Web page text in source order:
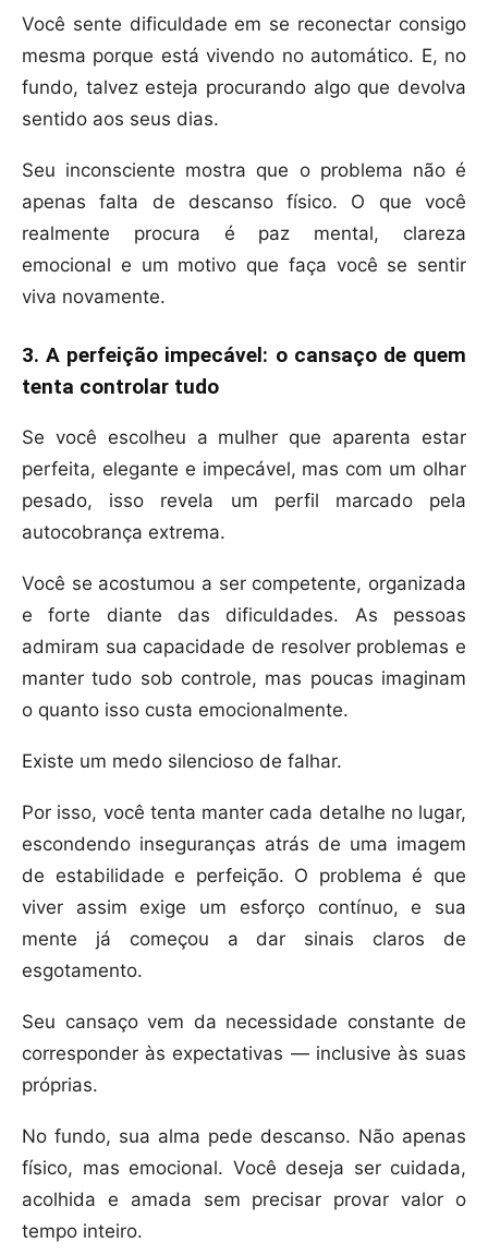
Você sente dificuldade em se reconectar consigo
mesma porque está vivendo no automático. E, no
fundo, talvez esteja procurando algo que devolva
sentido aos seus dias.
Seu inconsciente mostra que o problema não é
apenas falta de descanso físico. O que você
realmente procura é paz mental, clareza
emocional e um motivo que faça você se sentir
viva novamente.
3. A perfeição impecável: o cansaço de quem
tenta controlar tudo
Se você escolheu a mulher que aparenta estar
perfeita, elegante e impecável, mas com um olhar
pesado, isso revela um perfil marcado pela
autocobrança extrema.
Você se acostumou a ser competente, organizada
e forte diante das dificuldades. As pessoas
admiram sua capacidade de resolver problemas e
manter tudo sob controle, mas poucas imaginam
o quanto isso custa emocionalmente.
Existe um medo silencioso de falhar.
Por isso, você tenta manter cada detalhe no lugar,
escondendo inseguranças atrás de uma imagem
de estabilidade e perfeição. O problema é que
viver assim exige um esforço contínuo, e sua
mente já começou a dar sinais claros de
esgotamento.
Seu cansaço vem da necessidade constante de
corresponder às expectativas — inclusive às suas
próprias.
No fundo, sua alma pede descanso. Não apenas
físico, mas emocional. Você deseja ser cuidada,
acolhida e amada sem precisar provar valor o
tempo inteiro.